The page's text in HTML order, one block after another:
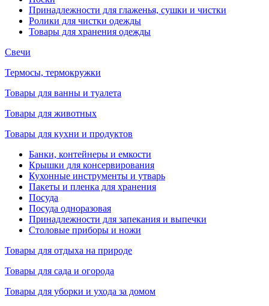
Принадлежности для глаженья, сушки и чистки
Ролики для чистки одежды
Товары для хранения одежды
Свечи
Термосы, термокружки
Товары для ванны и туалета
Товары для животных
Товары для кухни и продуктов
Банки, контейнеры и емкости
Крышки для консервирования
Кухонные инструменты и утварь
Пакеты и пленка для хранения
Посуда
Посуда одноразовая
Принадлежности для запекания и выпечки
Столовые приборы и ножи
Товары для отдыха на природе
Товары для сада и огорода
Товары для уборки и ухода за домом